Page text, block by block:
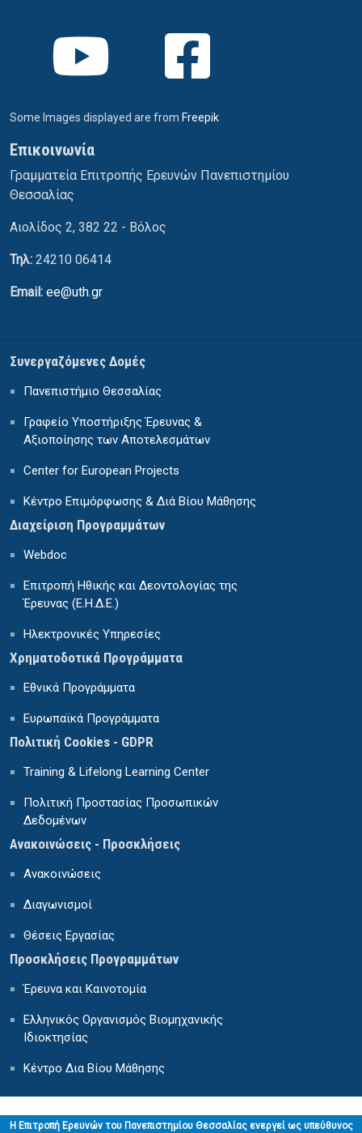
Some Images displayed are from Freepik
Επικοινωνία
Γραμματεία Επιτροπής Ερευνών Πανεπιστημίου
Θεσσαλίας
Αιολίδος 2, 382 22 - Βόλος
Τηλ: 24210 06414
Email: ee@uth.gr
Συνεργαζόμενες Δομές
Πανεπιστήμιο Θεσσαλίας
Γραφείο Υποστήριξης Έρευνας &
Αξιοποίησης των Αποτελεσμάτων
Center for European Projects
Κέντρο Επιμόρφωσης & Διά Βίου Μάθησης
Διαχείριση Προγραμμάτων
Webdoc
Επιτροπή Ηθικής και Δεοντολογίας της
Έρευνας (Ε.Η.Δ.Ε.)
Ηλεκτρονικές Υπηρεσίες
Χρηματοδοτικά Προγράμματα
Εθνικά Προγράμματα
Ευρωπαϊκά Προγράμματα
Πολιτική Cookies - GDPR
Training & Lifelong Learning Center
Πολιτική Προστασίας Προσωπικών
Δεδομένων
Ανακοινώσεις - Προσκλήσεις
Ανακοινώσεις
Διαγωνισμοί
Θέσεις Εργασίας
Προσκλήσεις Προγραμμάτων
Έρευνα και Καινοτομία
Ελληνικός Οργανισμός Βιομηχανικής
Ιδιοκτησίας
Κέντρο Δια Βίου Μάθησης
H Επιτροπή Ερευνών του Πανεπιστημίου Θεσσαλίας ενεργεί ως υπεύθυνος